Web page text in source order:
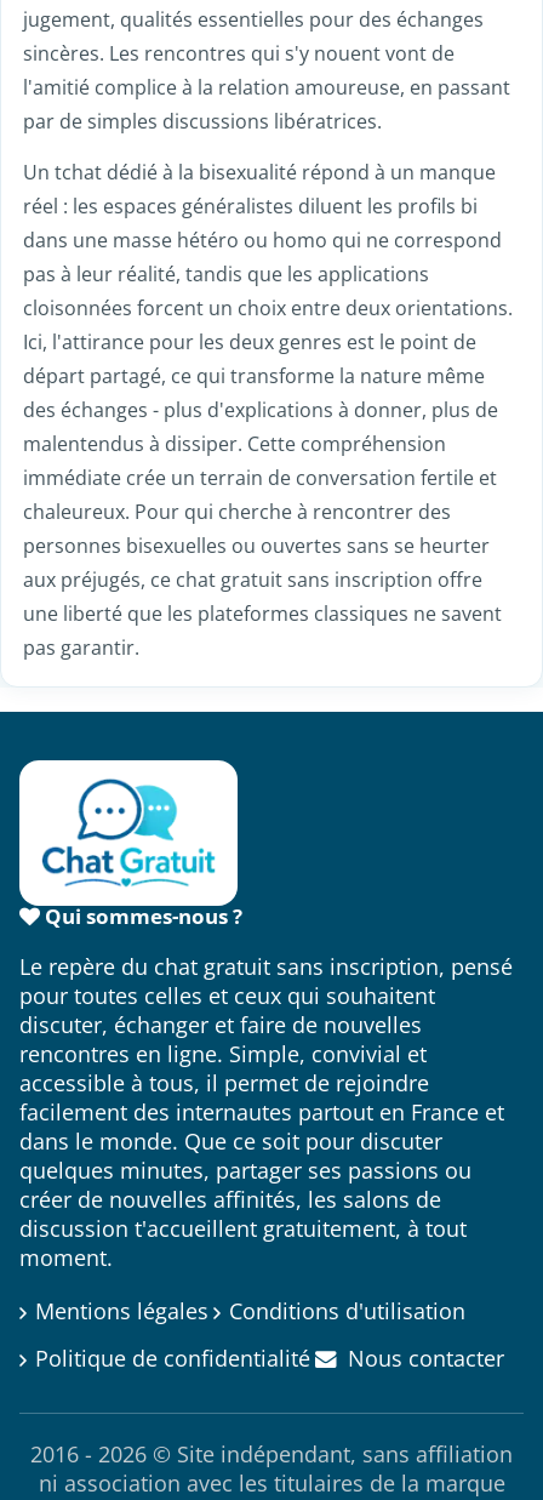
jugement, qualités essentielles pour des échanges
sincères. Les rencontres qui s'y nouent vont de
l'amitié complice à la relation amoureuse, en passant
par de simples discussions libératrices.
Un tchat dédié à la bisexualité répond à un manque
réel : les espaces généralistes diluent les profils bi
dans une masse hétéro ou homo qui ne correspond
pas à leur réalité, tandis que les applications
cloisonnées forcent un choix entre deux orientations.
Ici, l'attirance pour les deux genres est le point de
départ partagé, ce qui transforme la nature même
des échanges - plus d'explications à donner, plus de
malentendus à dissiper. Cette compréhension
immédiate crée un terrain de conversation fertile et
chaleureux. Pour qui cherche à rencontrer des
personnes bisexuelles ou ouvertes sans se heurter
aux préjugés, ce chat gratuit sans inscription offre
une liberté que les plateformes classiques ne savent
pas garantir.
Qui sommes-nous ?
Le repère du chat gratuit sans inscription, pensé
pour toutes celles et ceux qui souhaitent
discuter, échanger et faire de nouvelles
rencontres en ligne. Simple, convivial et
accessible à tous, il permet de rejoindre
facilement des internautes partout en France et
dans le monde. Que ce soit pour discuter
quelques minutes, partager ses passions ou
créer de nouvelles affinités, les salons de
discussion t'accueillent gratuitement, à tout
moment.
Mentions légales
Conditions d'utilisation
Politique de confidentialité
Nous contacter
2016 - 2026 © Site indépendant, sans affiliation
ni association avec les titulaires de la marque